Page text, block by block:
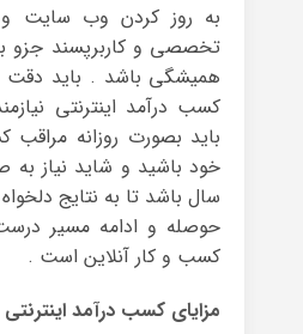
به روز کردن وب سایت و
تخصصی و کاربرپسند جزو
همیشگی باشد . باید دقت
کسب درآمد اینترنتی
باید بصورت روزانه مراقب
خود باشید و شاید نیاز
سال باشد تا به نتایج
حوصله و ادامه مسیر
کسب و کار آنلاین است .
مزایای کسب درآمد اینترنتی